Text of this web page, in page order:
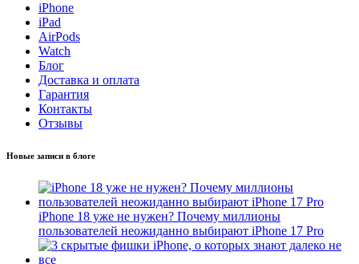
iPhone
iPad
AirPods
Watch
Блог
Доставка и оплата
Гарантия
Контакты
Отзывы
Новые записи в блоге
iPhone 18 уже не нужен? Почему миллионы
пользователей неожиданно выбирают iPhone 17 Pro